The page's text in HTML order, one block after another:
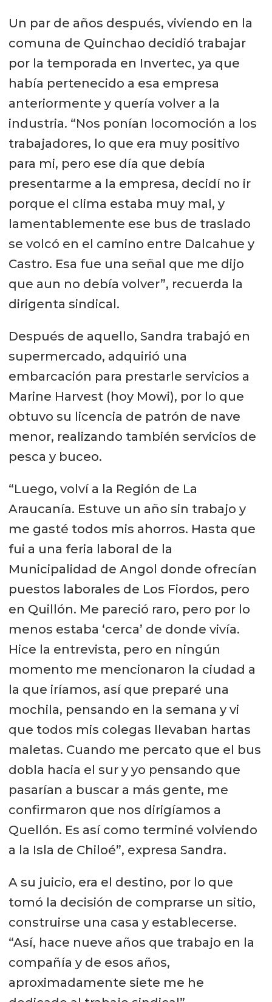
Un par de años después, viviendo en la
comuna de Quinchao decidió trabajar
por la temporada en Invertec, ya que
había pertenecido a esa empresa
anteriormente y quería volver a la
industria. “Nos ponían locomoción a los
trabajadores, lo que era muy positivo
para mi, pero ese día que debía
presentarme a la empresa, decidí no ir
porque el clima estaba muy mal, y
lamentablemente ese bus de traslado
se volcó en el camino entre Dalcahue y
Castro. Esa fue una señal que me dijo
que aun no debía volver”, recuerda la
dirigenta sindical.
Después de aquello, Sandra trabajó en
supermercado, adquirió una
embarcación para prestarle servicios a
Marine Harvest (hoy Mowi), por lo que
obtuvo su licencia de patrón de nave
menor, realizando también servicios de
pesca y buceo.
“Luego, volví a la Región de La
Araucanía. Estuve un año sin trabajo y
me gasté todos mis ahorros. Hasta que
fui a una feria laboral de la
Municipalidad de Angol donde ofrecían
puestos laborales de Los Fiordos, pero
en Quillón. Me pareció raro, pero por lo
menos estaba ‘cerca’ de donde vivía.
Hice la entrevista, pero en ningún
momento me mencionaron la ciudad a
la que iríamos, así que preparé una
mochila, pensando en la semana y vi
que todos mis colegas llevaban hartas
maletas. Cuando me percato que el bus
dobla hacia el sur y yo pensando que
pasarían a buscar a más gente, me
confirmaron que nos dirigíamos a
Quellón. Es así como terminé volviendo
a la Isla de Chiloé”, expresa Sandra.
A su juicio, era el destino, por lo que
tomó la decisión de comprarse un sitio,
construirse una casa y establecerse.
“Así, hace nueve años que trabajo en la
compañía y de esos años,
aproximadamente siete me he